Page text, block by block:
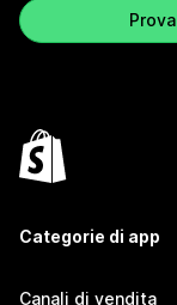
Categorie di app
Canali di vendita